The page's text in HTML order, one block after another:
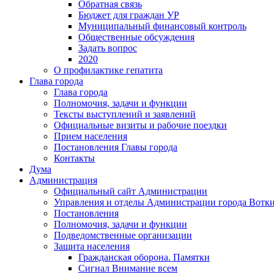
Обратная связь
Бюджет для граждан УР
Муниципальный финансовый контроль
Общественные обсуждения
Задать вопрос
2020
О профилактике гепатита
Глава города
Глава города
Полномочия, задачи и функции
Тексты выступлений и заявлений
Официальные визиты и рабочие поездки
Прием населения
Постановления Главы города
Контакты
Дума
Администрация
Официальный сайт Администрации
Управления и отделы Администрации города
Постановления
Полномочия, задачи и функции
Подведомственные организации
Защита населения
Гражданская оборона. Памятки
Сигнал Внимание всем